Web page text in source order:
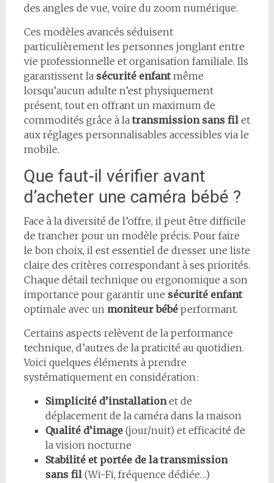
des angles de vue, voire du zoom numérique.
Ces modèles avancés séduisent
particulièrement les personnes jonglant entre
vie professionnelle et organisation familiale. Ils
garantissent la sécurité enfantmême
lorsqu’aucun adulte n’est physiquement
présent, tout en offrant un maximum de
commodités grâce à latransmission sans filet
aux réglages personnalisables accessibles via le
mobile.
Que faut-il vérifier avant
d’acheter une caméra bébé ?
Face à la diversité de l’offre, il peut être difficile
de trancher pour un modèle précis. Pour faire
le bon choix, il est essentiel de dresser une liste
claire des critères correspondant à ses priorités.
Chaque détail technique ou ergonomique a son
importance pour garantir une sécurité enfant
optimale avec un moniteur bébéperformant.
Certains aspects relèvent de la performance
technique, d’autres de la praticité au quotidien.
Voici quelques éléments à prendre
systématiquement en considération :
Simplicité d’installationet de
déplacement de la caméra dans la maison
Qualité d’image(jour/nuit) et efficacité de
la vision nocturne
Stabilité et portée de la transmission
sans fil(Wi-Fi, fréquence dédiée…)